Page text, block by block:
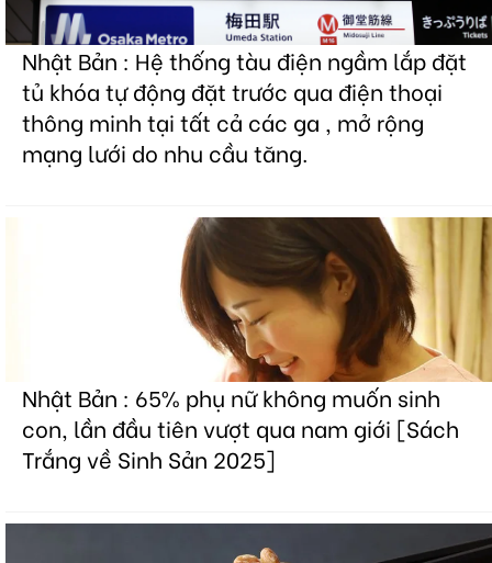
Nhật Bản : Hệ thống tàu điện ngầm lắp đặt
tủ khóa tự động đặt trước qua điện thoại
thông minh tại tất cả các ga , mở rộng
mạng lưới do nhu cầu tăng.
Nhật Bản : 65% phụ nữ không muốn sinh
con, lần đầu tiên vượt qua nam giới [Sách
Trắng về Sinh Sản 2025]